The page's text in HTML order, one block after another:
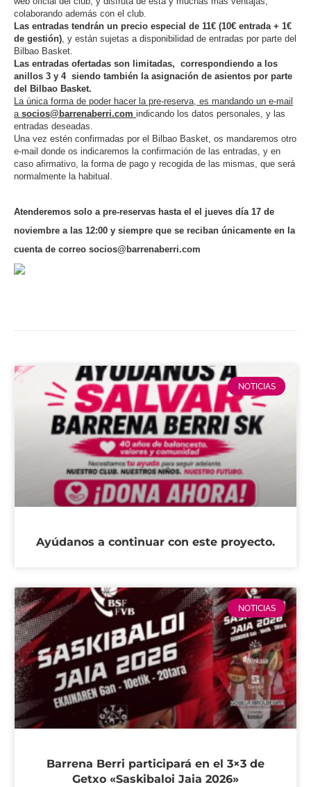
colaborando además con el club.
Las entradas tendrán un precio especial de 11€ (10€ entrada + 1€
de gestión), y están sujetas a disponibilidad de entradas por parte del
Bilbao Basket.
Las entradas ofertadas son limitadas, correspondiendo a los
anillos 3 y 4 siendo también la asignación de asientos por parte
del Bilbao Basket.
La única forma de poder hacer la pre-reserva, es mandando un e-mail
a socios@barrenaberri.com indicando los datos personales, y las
entradas deseadas.
Una vez estén confirmadas por el Bilbao Basket, os mandaremos otro
e-mail donde os indicaremos la confirmación de las entradas, y en
caso afirmativo, la forma de pago y recogida de las mismas, que será
normalmente la habitual.
Atenderemos solo a pre-reservas hasta el el jueves día 17 de
noviembre a las 12:00 y siempre que se reciban únicamente en la
cuenta de correo socios@barrenaberri.com
NOTICIAS
Ayúdanos a continuar con este proyecto.
NOTICIAS
Barrena Berri participará en el 3×3 de
Getxo «Saskibaloi Jaia 2026»